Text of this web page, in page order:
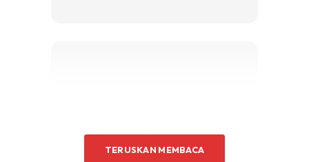
TERUSKAN MEMBACA